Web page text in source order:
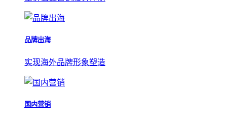
品牌出海
实现海外品牌形象塑造
国内营销